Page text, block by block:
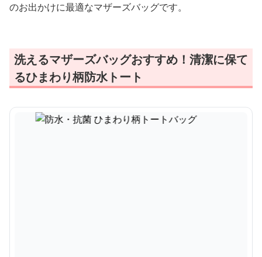
のお出かけに最適なマザーズバッグです。
洗えるマザーズバッグおすすめ！清潔に保て
るひまわり柄防水トート